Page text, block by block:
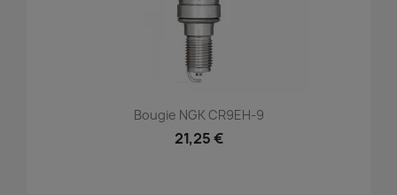
Bougie NGK CR9EH-9
21,25 €